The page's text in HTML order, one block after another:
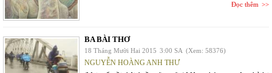
Đọc thêm
BA BÀI THƠ
18 Tháng Mười Hai 2015 3:00 SA (Xem: 58376)
NGUYỄN HOÀNG ANH THƯ